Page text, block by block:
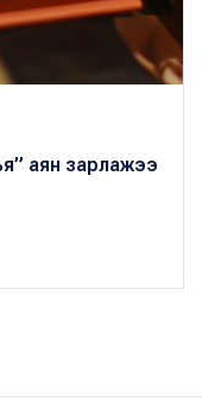
аян зарлажээ